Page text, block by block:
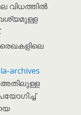
വിധത്തിൽ
archives
അതിലുള്ള